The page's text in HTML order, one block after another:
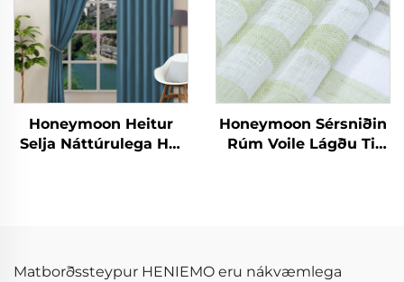
Honeymoon Heitur
Selja Náttúrulega Höf
Honeymoon Sérsniðin
Rúm Voile Lágðu Til
Matborðssteypur HENIEMO eru nákvæmlega